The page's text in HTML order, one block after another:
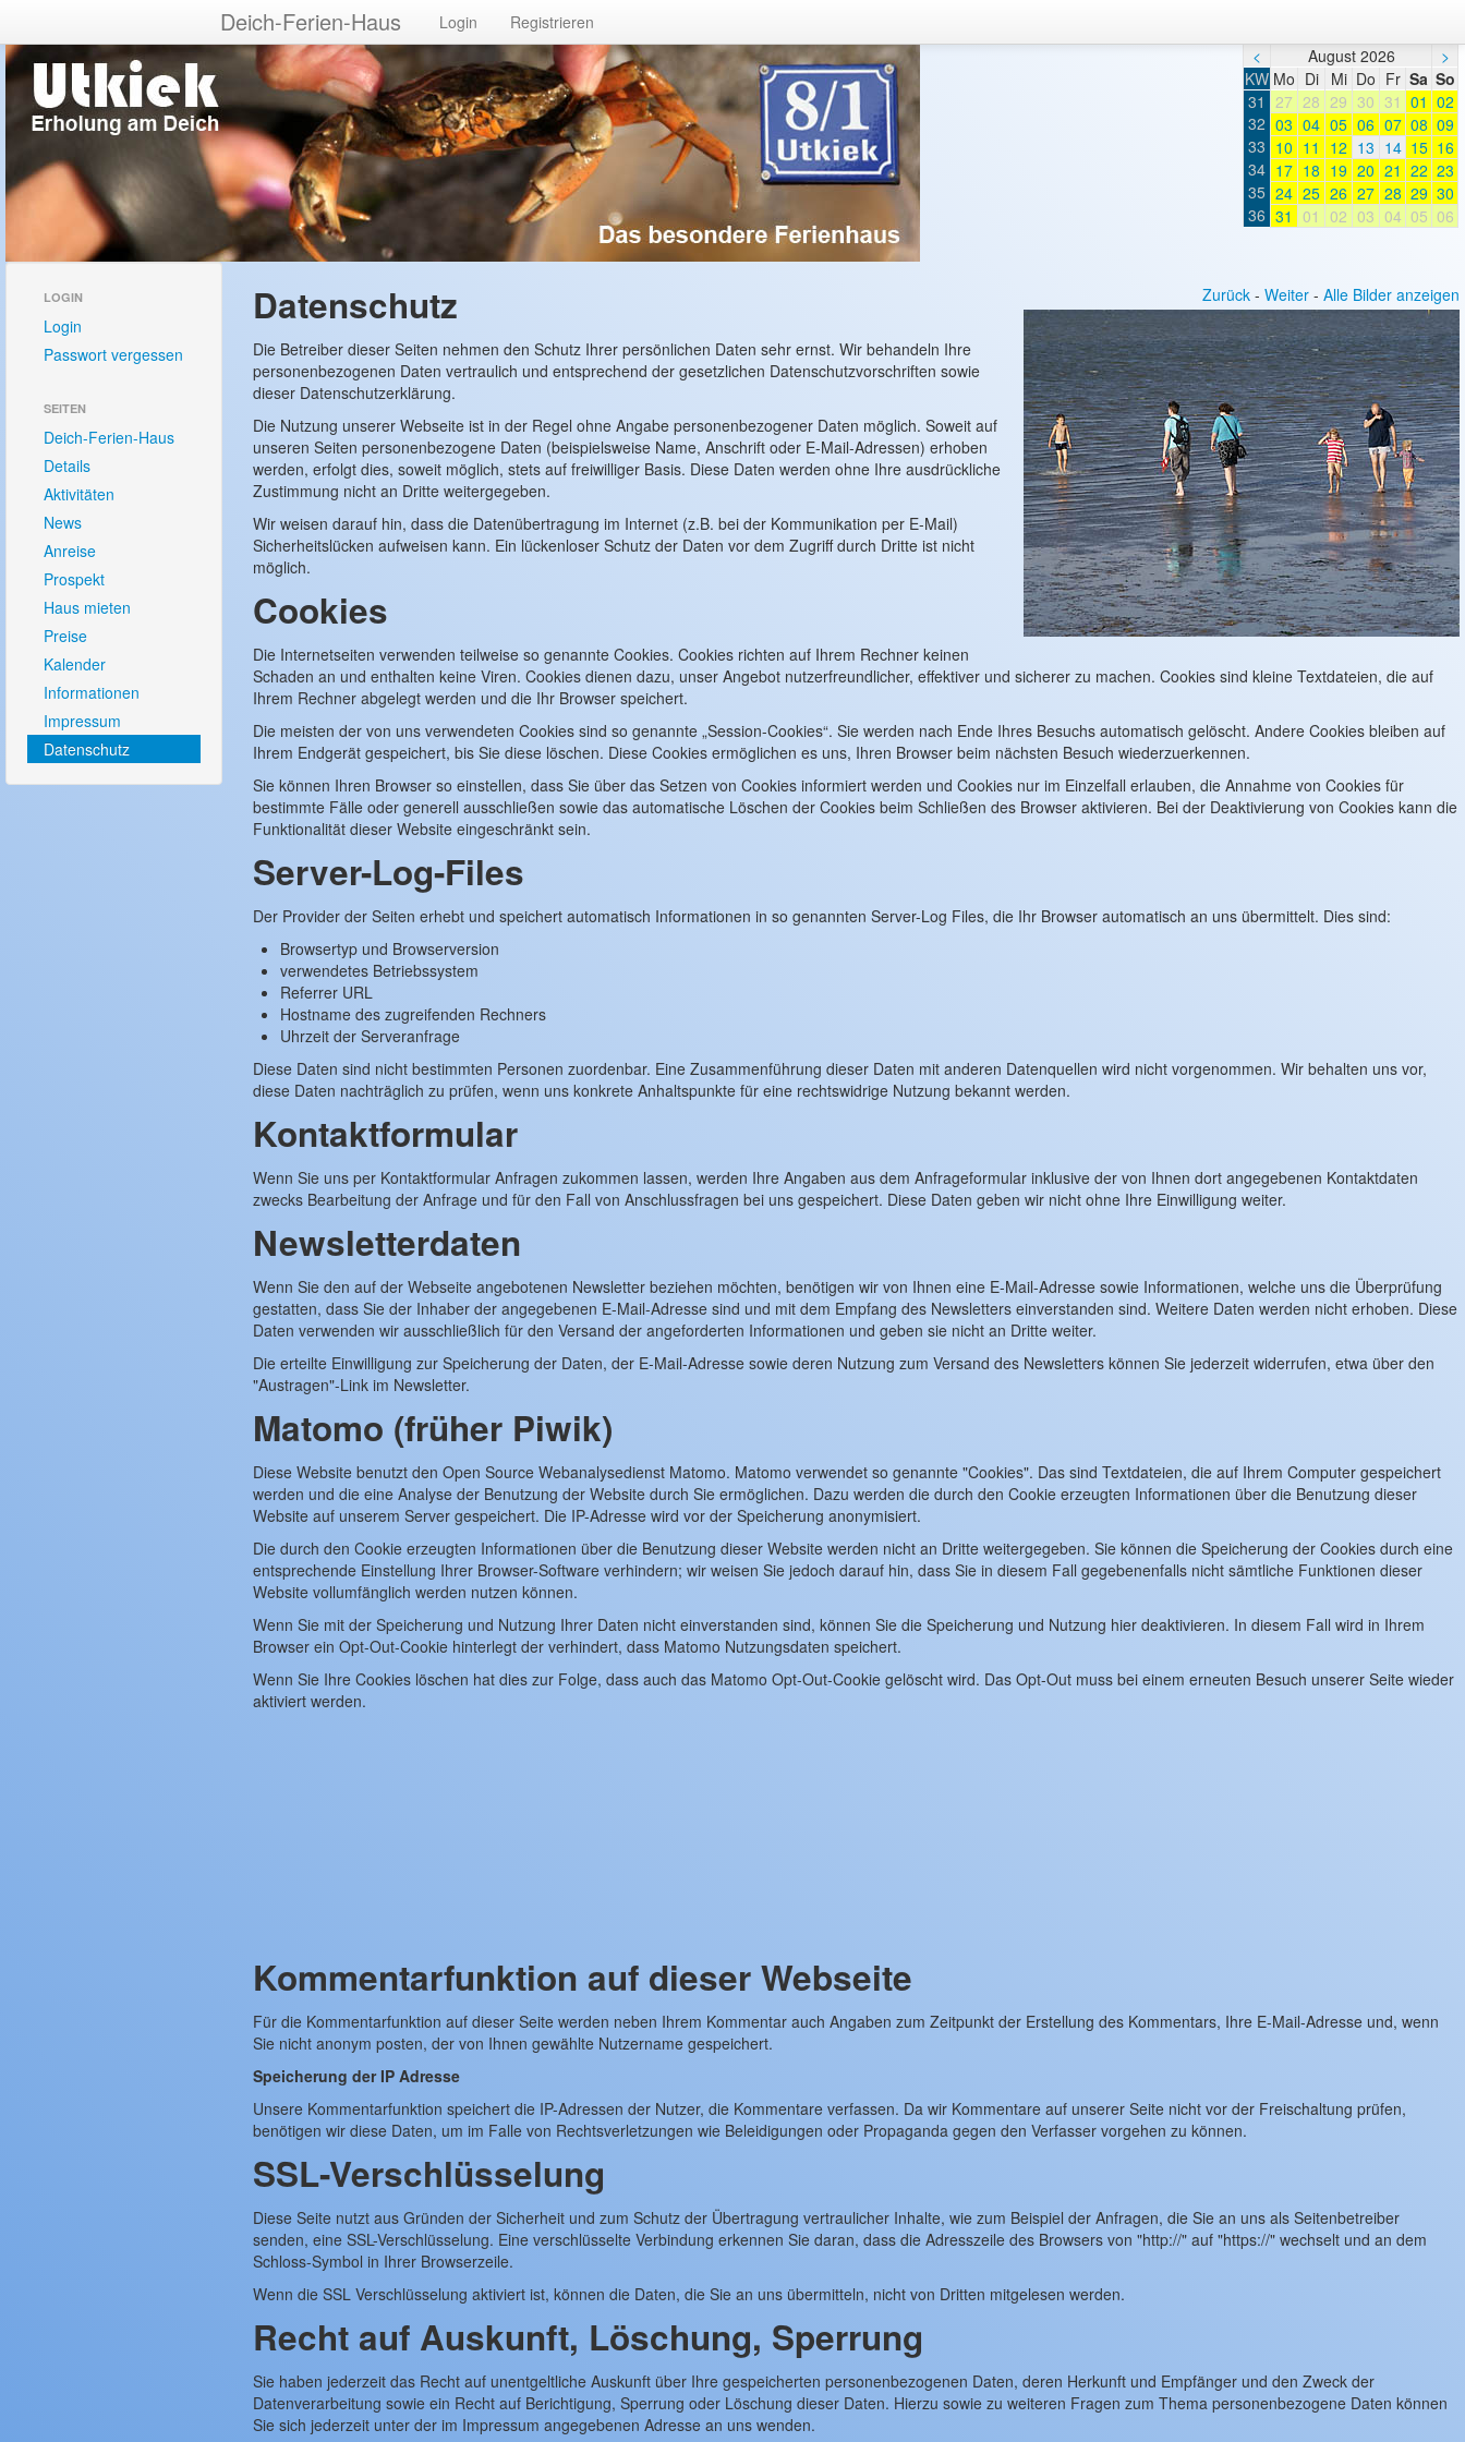
Deich-Ferien-Haus Login
Registrieren
<
August 2026
>
KW Mo Di Mi Do Fr Sa So
31
27 28 29 30 31 01 02
32 03 04 05 06 07 08 09
33 10 11 12 13 14 15 16
34 17 18 19 20 21 22 23
35 24 25 26 27 28 29 30
36 31 01 02 03 04 05 06
LOGIN
Login
Passwort vergessen
SEITEN
Deich-Ferien-Haus
Details
Aktivitäten
News
Anreise
Prospekt
Haus mieten
Preise
Kalender
Informationen
Impressum
Datenschutz
Zurück- Weiter- Alle Bilder anzeigen
Datenschutz
Die Betreiber dieser Seiten nehmen den Schutz Ihrer persönlichen Daten sehr ernst. Wir behandeln Ihre
personenbezogenen Daten vertraulich und entsprechend der gesetzlichen Datenschutzvorschriften sowie
dieser Datenschutzerklärung.
Die Nutzung unserer Webseite ist in der Regel ohne Angabe personenbezogener Daten möglich. Soweit auf
unseren Seiten personenbezogene Daten (beispielsweise Name, Anschrift oder E-Mail-Adressen) erhoben
werden, erfolgt dies, soweit möglich, stets auf freiwilliger Basis. Diese Daten werden ohne Ihre ausdrückliche
Zustimmung nicht an Dritte weitergegeben.
Wir weisen darauf hin, dass die Datenübertragung im Internet (z.B. bei der Kommunikation per E-Mail)
Sicherheitslücken aufweisen kann. Ein lückenloser Schutz der Daten vor dem Zugriff durch Dritte ist nicht
möglich.
Cookies
Die Internetseiten verwenden teilweise so genannte Cookies. Cookies richten auf Ihrem Rechner keinen
Schaden an und enthalten keine Viren. Cookies dienen dazu, unser Angebot nutzerfreundlicher, effektiver und sicherer zu machen. Cookies sind kleine Textdateien, die auf
Ihrem Rechner abgelegt werden und die Ihr Browser speichert.
Die meisten der von uns verwendeten Cookies sind so genannte „Session-Cookies“. Sie werden nach Ende Ihres Besuchs automatisch gelöscht. Andere Cookies bleiben auf
Ihrem Endgerät gespeichert, bis Sie diese löschen. Diese Cookies ermöglichen es uns, Ihren Browser beim nächsten Besuch wiederzuerkennen.
Sie können Ihren Browser so einstellen, dass Sie über das Setzen von Cookies informiert werden und Cookies nur im Einzelfall erlauben, die Annahme von Cookies für
bestimmte Fälle oder generell ausschließen sowie das automatische Löschen der Cookies beim Schließen des Browser aktivieren. Bei der Deaktivierung von Cookies kann die
Funktionalität dieser Website eingeschränkt sein.
Server-Log-Files
Der Provider der Seiten erhebt und speichert automatisch Informationen in so genannten Server-Log Files, die Ihr Browser automatisch an uns übermittelt. Dies sind:
Browsertyp und Browserversion
verwendetes Betriebssystem
Referrer URL
Hostname des zugreifenden Rechners
Uhrzeit der Serveranfrage
Diese Daten sind nicht bestimmten Personen zuordenbar. Eine Zusammenführung dieser Daten mit anderen Datenquellen wird nicht vorgenommen. Wir behalten uns vor,
diese Daten nachträglich zu prüfen, wenn uns konkrete Anhaltspunkte für eine rechtswidrige Nutzung bekannt werden.
Kontaktformular
Wenn Sie uns per Kontaktformular Anfragen zukommen lassen, werden Ihre Angaben aus dem Anfrageformular inklusive der von Ihnen dort angegebenen Kontaktdaten
zwecks Bearbeitung der Anfrage und für den Fall von Anschlussfragen bei uns gespeichert. Diese Daten geben wir nicht ohne Ihre Einwilligung weiter.
Newsletterdaten
Wenn Sie den auf der Webseite angebotenen Newsletter beziehen möchten, benötigen wir von Ihnen eine E-Mail-Adresse sowie Informationen, welche uns die Überprüfung
gestatten, dass Sie der Inhaber der angegebenen E-Mail-Adresse sind und mit dem Empfang des Newsletters einverstanden sind. Weitere Daten werden nicht erhoben. Diese
Daten verwenden wir ausschließlich für den Versand der angeforderten Informationen und geben sie nicht an Dritte weiter.
Die erteilte Einwilligung zur Speicherung der Daten, der E-Mail-Adresse sowie deren Nutzung zum Versand des Newsletters können Sie jederzeit widerrufen, etwa über den
"Austragen"-Link im Newsletter.
Matomo (früher Piwik)
Diese Website benutzt den Open Source Webanalysedienst Matomo. Matomo verwendet so genannte "Cookies". Das sind Textdateien, die auf Ihrem Computer gespeichert
werden und die eine Analyse der Benutzung der Website durch Sie ermöglichen. Dazu werden die durch den Cookie erzeugten Informationen über die Benutzung dieser
Website auf unserem Server gespeichert. Die IP-Adresse wird vor der Speicherung anonymisiert.
Die durch den Cookie erzeugten Informationen über die Benutzung dieser Website werden nicht an Dritte weitergegeben. Sie können die Speicherung der Cookies durch eine
entsprechende Einstellung Ihrer Browser-Software verhindern; wir weisen Sie jedoch darauf hin, dass Sie in diesem Fall gegebenenfalls nicht sämtliche Funktionen dieser
Website vollumfänglich werden nutzen können.
Wenn Sie mit der Speicherung und Nutzung Ihrer Daten nicht einverstanden sind, können Sie die Speicherung und Nutzung hier deaktivieren. In diesem Fall wird in Ihrem
Browser ein Opt-Out-Cookie hinterlegt der verhindert, dass Matomo Nutzungsdaten speichert.
Wenn Sie Ihre Cookies löschen hat dies zur Folge, dass auch das Matomo Opt-Out-Cookie gelöscht wird. Das Opt-Out muss bei einem erneuten Besuch unserer Seite wieder
aktiviert werden.
Kommentarfunktion auf dieser Webseite
Für die Kommentarfunktion auf dieser Seite werden neben Ihrem Kommentar auch Angaben zum Zeitpunkt der Erstellung des Kommentars, Ihre E-Mail-Adresse und, wenn
Sie nicht anonym posten, der von Ihnen gewählte Nutzername gespeichert.
Speicherung der IP Adresse
Unsere Kommentarfunktion speichert die IP-Adressen der Nutzer, die Kommentare verfassen. Da wir Kommentare auf unserer Seite nicht vor der Freischaltung prüfen,
benötigen wir diese Daten, um im Falle von Rechtsverletzungen wie Beleidigungen oder Propaganda gegen den Verfasser vorgehen zu können.
SSL-Verschlüsselung
Diese Seite nutzt aus Gründen der Sicherheit und zum Schutz der Übertragung vertraulicher Inhalte, wie zum Beispiel der Anfragen, die Sie an uns als Seitenbetreiber
senden, eine SSL-Verschlüsselung. Eine verschlüsselte Verbindung erkennen Sie daran, dass die Adresszeile des Browsers von "http://" auf "https://" wechselt und an dem
Schloss-Symbol in Ihrer Browserzeile.
Wenn die SSL Verschlüsselung aktiviert ist, können die Daten, die Sie an uns übermitteln, nicht von Dritten mitgelesen werden.
Recht auf Auskunft, Löschung, Sperrung
Sie haben jederzeit das Recht auf unentgeltliche Auskunft über Ihre gespeicherten personenbezogenen Daten, deren Herkunft und Empfänger und den Zweck der
Datenverarbeitung sowie ein Recht auf Berichtigung, Sperrung oder Löschung dieser Daten. Hierzu sowie zu weiteren Fragen zum Thema personenbezogene Daten können
Sie sich jederzeit unter der im Impressum angegebenen Adresse an uns wenden.